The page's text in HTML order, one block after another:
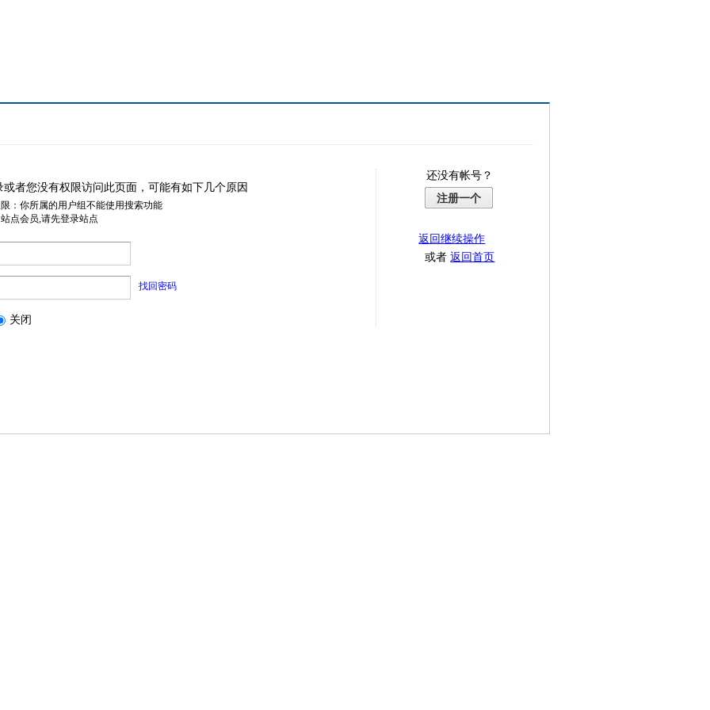
或者您没有权限访问此页面，可能有如下几个原因
：你所属的用户组不能使用搜索功能
点会员,请先登录站点
找回密码
关闭
还没有帐号？
注册一个
返回继续操作
或者返回首页